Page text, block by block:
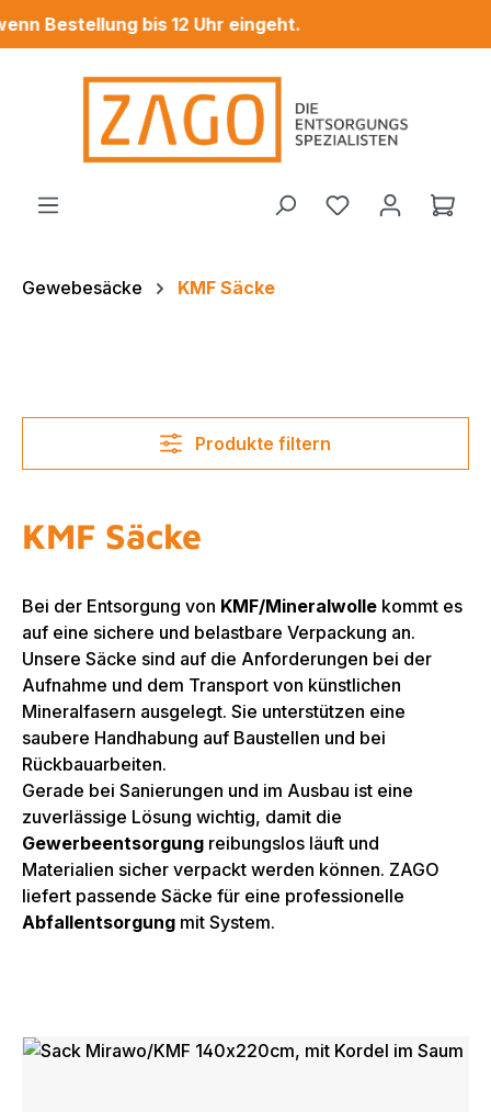
Zum Hauptinhalt springen
bis 12 Uhr eingeht.
Gewebesäcke KMF Säcke
Produkte filtern
KMF Säcke
Bei der Entsorgung von KMF/Mineralwolle kommt es
auf eine sichere und belastbare Verpackung an.
Unsere Säcke sind auf die Anforderungen bei der
Aufnahme und dem Transport von künstlichen
Mineralfasern ausgelegt. Sie unterstützen eine
saubere Handhabung auf Baustellen und bei
Rückbauarbeiten.
Gerade bei Sanierungen und im Ausbau ist eine
zuverlässige Lösung wichtig, damit die
Gewerbeentsorgung reibungslos läuft und
Materialien sicher verpackt werden können. ZAGO
liefert passende Säcke für eine professionelle
Abfallentsorgung mit System.